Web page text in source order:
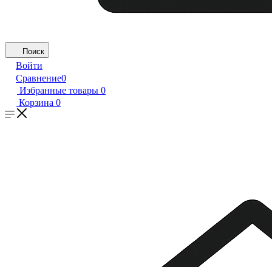
Поиск
Войти
Сравнение0
Избранные товары 0
Корзина 0